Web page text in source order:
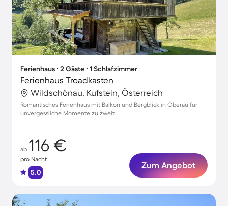
Ferienhaus ∙ 2 Gäste ∙ 1 Schlafzimmer
Ferienhaus Troadkasten
Wildschönau, Kufstein, Österreich
Romantisches Ferienhaus mit Balkon und Bergblick in Oberau für
unvergessliche Momente zu zweit
ab 116 €
pro Nacht
5.0
Zum Angebot